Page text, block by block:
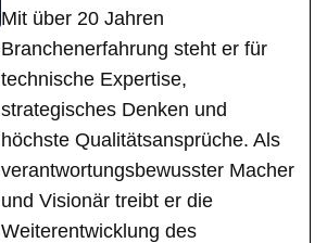
Mit über 20 Jahren
Branchenerfahrung steht er für
technische Expertise,
strategisches Denken und
höchste Qualitätsansprüche. Als
verantwortungsbewusster Macher
und Visionär treibt er die
Weiterentwicklung des